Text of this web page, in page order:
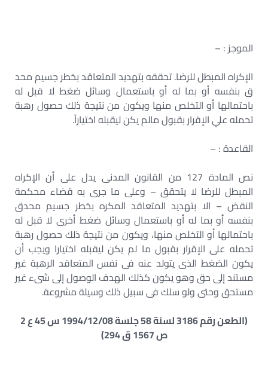
الموجز : –
الإكراه المبطل للرضا. تحققه بتهديد المتعاقد بخطر جسيم محد
ق بنفسه أو بما له أو باستعمال وسائل ضغط لا قبل له
باحتمالها أو التخلص منها ويكون من نتيجة ذلك حصول رهبة
تحمله علي الإقرار بقبول مالم يكن ليقبله اختياراً.
القاعدة : –
نص المادة 127 من القانون المدنى يدل على أن الإكراه
المبطل للرضا لا يتحقق – وعلى ما جرى به قضاء محكمة
النقض – الا بتهديد المتعاقد المكره بخطر جسيم محدق
بنفسه أو بما له أو باستعمال وسائل ضغط أخرى لا قبل له
باحتمالها أو التخلص منها، ويكون من نتيجة ذلك حصول رهبة
تحمله على الإقرار بقبول ما لم يكن ليقبله اختيارا ويجب أن
يكون الضغط الذى يتولد عنه فى نفس المتعاقد الرهبة غير
مستند إلى حق وهو يكون كذلك الهدف الوصول إلى شىء غير
مستحق وحتى ولو سلك فى سبيل ذلك وسيلة مشروعة.
(الطعن رقم 3186 لسنة 58 جلسة 1994/12/08 س 45 ع 2
ص 1567 ق 294)